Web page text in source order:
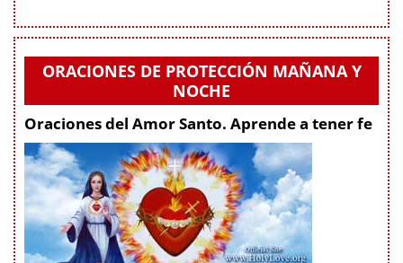
ORACIONES DE PROTECCIÓN MAÑANA Y
NOCHE
Oraciones del Amor Santo. Aprende a tener fe